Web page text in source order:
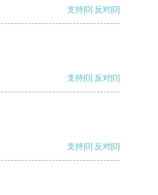
支持[0] 反对[0]
支持[0] 反对[0]
支持[0] 反对[0]